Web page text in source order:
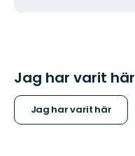
Jag har varit här
Jag har varit här